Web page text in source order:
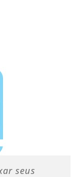
seus